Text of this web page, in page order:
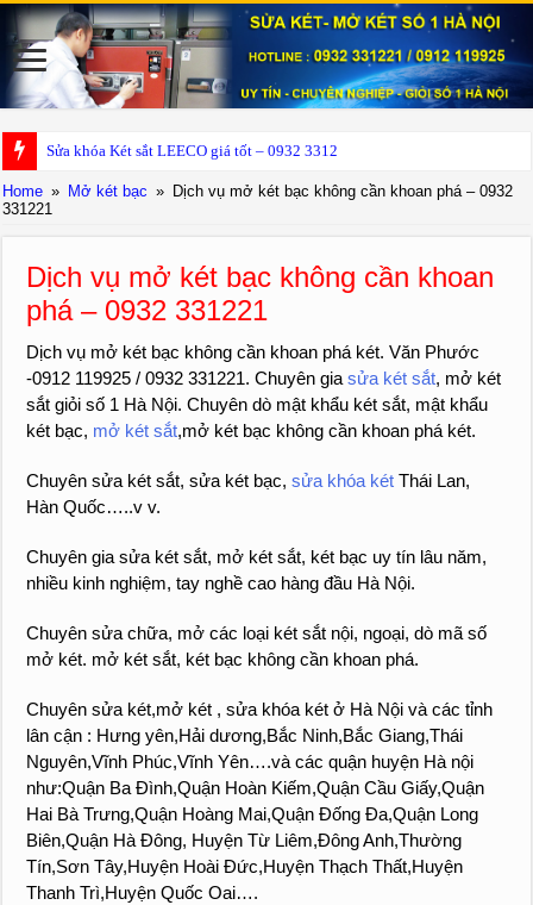
Sửa khóa Két sắt LEECO giá tốt – 0932 331221
Home » Mở két bạc » Dịch vụ mở két bạc không cần khoan phá – 0932
331221
Dịch vụ mở két bạc không cần khoan
phá – 0932 331221
Dịch vụ mở két bạc không cần khoan phá két. Văn Phước
-0912 119925 / 0932 331221. Chuyên giasửa két sắt, mở két
sắt giỏi số 1 Hà Nội. Chuyên dò mật khẩu két sắt, mật khẩu
két bạc, mở két sắt,mở két bạc không cần khoan phá két.
Chuyên sửa két sắt, sửa két bạc, sửa khóa két Thái Lan,
Hàn Quốc…..v v.
Chuyên gia sửa két sắt, mở két sắt, két bạc uy tín lâu năm,
nhiều kinh nghiệm, tay nghề cao hàng đầu Hà Nội.
Chuyên sửa chữa, mở các loại két sắt nội, ngoại, dò mã số
mở két. mở két sắt, két bạc không cần khoan phá.
Chuyên sửa két,mở két , sửa khóa két ở Hà Nội và các tỉnh
lân cận : Hưng yên,Hải dương,Bắc Ninh,Bắc Giang,Thái
Nguyên,Vĩnh Phúc,Vĩnh Yên….và các quận huyện Hà nội
như:Quận Ba Đình,Quận Hoàn Kiếm,Quận Cầu Giấy,Quận
Hai Bà Trưng,Quận Hoàng Mai,Quận Đống Đa,Quận Long
Biên,Quận Hà Đông, Huyện Từ Liêm,Đông Anh,Thường
Tín,Sơn Tây,Huyện Hoài Đức,Huyện Thạch Thất,Huyện
Thanh Trì,Huyện Quốc Oai….